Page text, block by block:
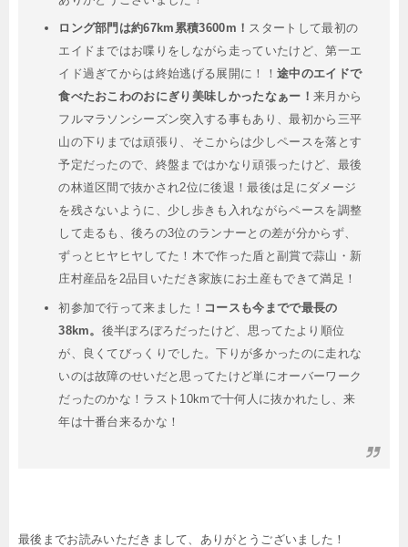
ロング部門は約67km累積3600m！ スタートして最初の
エイドまではお喋りをしながら走っていたけど、第一エ
イド過ぎてからは終始逃げる展開に！！ 途中のエイドで
食べたおこわのおにぎり美味しかったなぁー！ 来月から
フルマラソンシーズン突入する事もあり、最初から三平
山の下りまでは頑張り、そこからは少しペースを落とす
予定だったので、終盤まではかなり頑張ったけど、最後
の林道区間で抜かされ2位に後退！最後は足にダメージ
を残さないように、少し歩きも入れながらペースを調整
して走るも、後ろの3位のランナーとの差が分からず、
ずっとヒヤヒヤしてた！木で作った盾と副賞で蒜山・新
庄村産品を2品目いただき家族にお土産もできて満足！
初参加で行って来ました！ コースも今までで最長の
38km。 後半ぼろぼろだったけど、思ってたより順位
が、良くてびっくりでした。下りが多かったのに走れな
いのは故障のせいだと思ってたけど単にオーバーワーク
だったのかな！ラスト10kmで十何人に抜かれたし、来
年は十番台来るかな！
最後までお読みいただきまして、ありがとうございました！